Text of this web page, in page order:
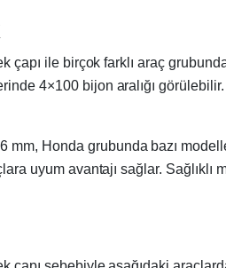
çapı ile birçok farklı araç
4×100 bijon aralığı
Honda grubunda bazı
uyum avantajı sağlar.